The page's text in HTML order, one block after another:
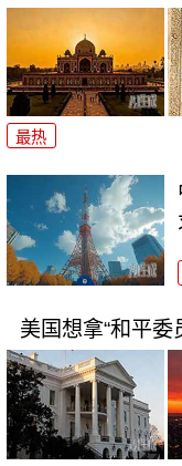
最热
美国想拿“和平委